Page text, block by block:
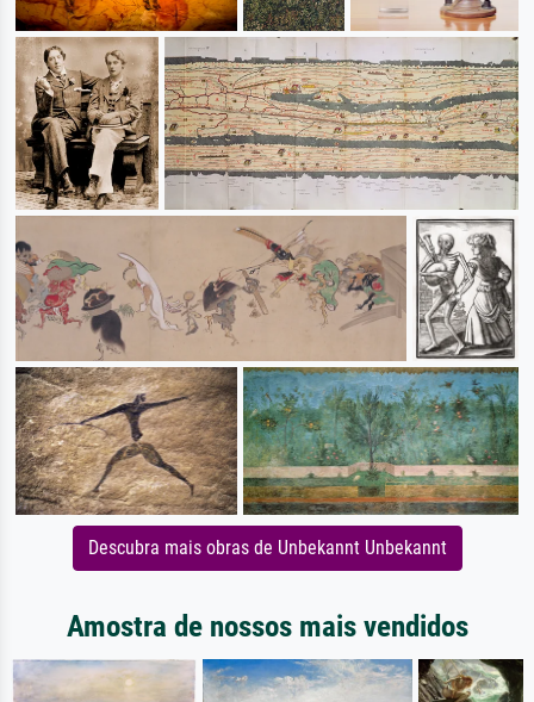
Descubra mais obras de Unbekannt Unbekannt
Amostra de nossos mais vendidos